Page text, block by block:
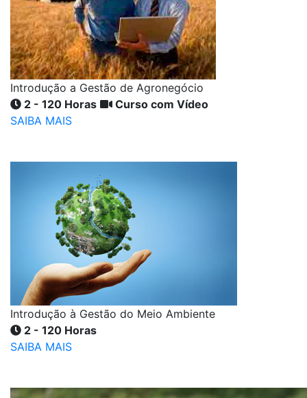
Introdução a Gestão de Agronegócio
2 - 120 Horas
Curso com Vídeo
SAIBA MAIS
Introdução à Gestão do Meio Ambiente
2 - 120 Horas
SAIBA MAIS